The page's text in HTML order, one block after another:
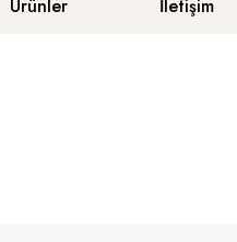
Ürünler İletişim